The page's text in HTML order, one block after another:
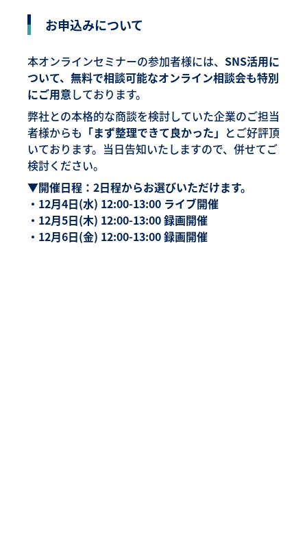
お申込みについて
本オンラインセミナーの参加者様には、 SNS活用に
ついて、無料で相談可能なオンライン相談会も特別
にご用意しております。
弊社との本格的な商談を検討していた企業のご担当
者様からも 「まず整理できて良かった」 とご好評頂
いております。当日告知いたしますので、併せてご
検討ください。
▼開催日程：2日程からお選びいただけます。
・12月4日(水) 12:00-13:00 ライブ開催
・12月5日(木) 12:00-13:00 録画開催
・12月6日(金) 12:00-13:00 録画開催